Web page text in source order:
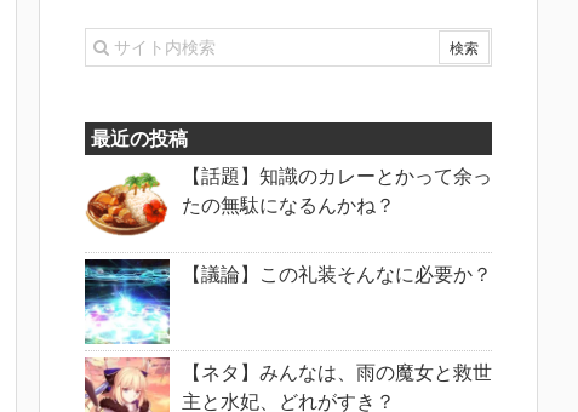
最近の投稿
【話題】知識のカレーとかって余っ
たの無駄になるんかね？
【議論】この礼装そんなに必要か？
【ネタ】みんなは、雨の魔女と救世
主と水妃、どれがすき？